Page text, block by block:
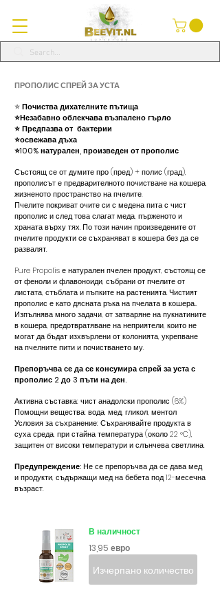
В наличност
13,95 евро
Изчерпано количество
ПРОПОЛИС СПРЕЙ ЗА УСТА
⭐️Почиства дихателните пътища
⭐️Незабавно облекчава възпалено гърло
⭐️ Предпазва от бактерии
⭐️освежава дъха
⭐️100% натурален, произведен от прополис
Състоящ се от думите про (пред) + полис (град),
прополисът е предварителното почистване на кошера,
жизненото пространство на пчелите.
Пчелите покриват очите си с медена пита с чист
прополис и след това слагат меда, пърженото и
храната върху тях. По този начин произведените от
пчелите продукти се съхраняват в кошера без да се
развалят.
Pure Propolis е натурален пчелен продукт, състоящ се
от феноли и флавоноиди, събрани от пчелите от
листата, стъблата и пъпките на растенията. Чистият
прополис е като дясната ръка на пчелата в кошера...
Изпълнява много задачи, от затваряне на пукнатините
в кошера, предотвратяване на неприятели, които не
могат да бъдат изхвърлени от колонията, укрепване
на пчелните пити и почистването му.
Препоръчва се да се консумира спрей за уста с
прополис 2 до 3 пъти на ден.
Активна съставка: чист анадолски прополис (6%)
Помощни вещества: вода, мед, гликол, ментол
Условия за съхранение: Съхранявайте продукта в
суха среда, при стайна температура (около 22 °C),
защитен от високи температури и слънчева светлина.
Предупреждение:Не се препоръчва да се дава мед
и продукти, съдържащи мед на бебета под 12-месечна
възраст.